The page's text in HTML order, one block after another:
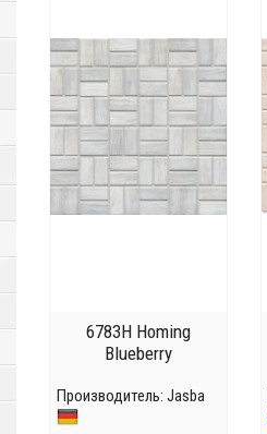
6783H Homing
Blueberry
Производитель: Jasba